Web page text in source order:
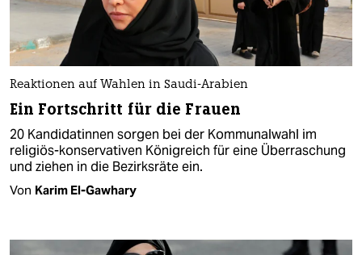
Reaktionen auf Wahlen in Saudi-Arabien
Ein Fortschritt für die Frauen
20 Kandidatinnen sorgen bei der Kommunalwahl im
religiös-konservativen Königreich für eine Überraschung
und ziehen in die Bezirksräte ein.
Von Karim El-Gawhary